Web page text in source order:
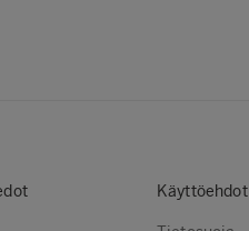
Käyttöehdot